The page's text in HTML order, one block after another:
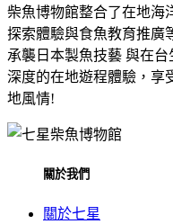
柴魚博物館整合了在地海
探索體驗與食魚教育推廣
承襲日本製魚技藝 與在
深度的在地遊程體驗，享
地風情!
關於我們
關於七星